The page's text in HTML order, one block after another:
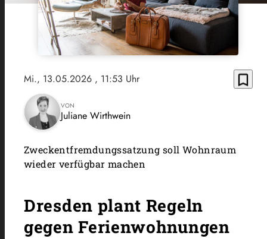
Mi., 13.05.2026 , 11:53 Uhr bookmark_border
VON
Juliane Wirthwein
Zweckentfremdungssatzung soll Wohnraum
wieder verfügbar machen
Dresden plant Regeln
gegen Ferienwohnungen